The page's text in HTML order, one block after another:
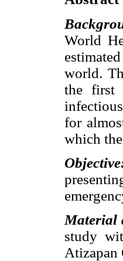
World
world.
the first
for
which
Material
study
Atizapan